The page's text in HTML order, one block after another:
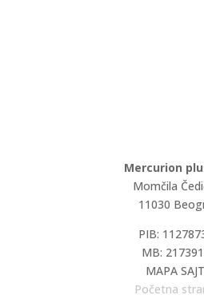
Mercurion
Momčila
11030
PIB:
MB:
MAPA
Početna